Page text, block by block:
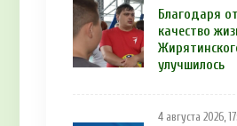
Благодаря
качество
улучшилось
4 августа 2026,